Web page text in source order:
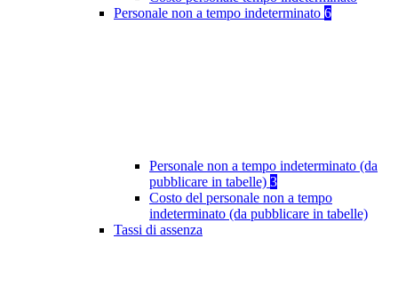
Personale non a tempo indeterminato 6
Personale non a tempo indeterminato (da
pubblicare in tabelle) 3
Costo del personale non a tempo
indeterminato (da pubblicare in tabelle)
Tassi di assenza